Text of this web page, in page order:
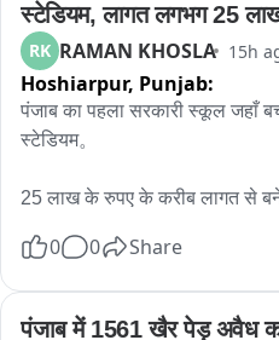
स्टेडियम, लागत लगभग 25
RK RAMAN KHOSLA 15h
Hoshiarpur, Punjab:
पंजाब का पहला सरकारी स्कूल जहाँ
स्टेडियम。
25 लाख के रुपए के करीब लागत से बने
पंजाब का पहला ऐसा सरकारी स्कूल है
0 0 Share
पंजाब में 1561 खैर पेड़ अवैध